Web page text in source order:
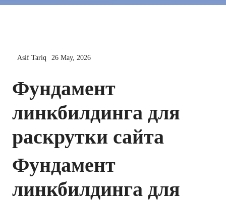
Asif Tariq 26 May, 2026
Фундамент
линкбилдинга для
раскрутки сайта
Фундамент
линкбилдинга для